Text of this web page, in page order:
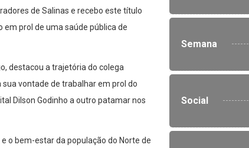
de Salinas e recebo este título
prol de uma saúde pública de
destacou a trajetória do colega
vontade de trabalhar em prol do
Dilson Godinho a outro patamar nos
o bem-estar da população do Norte de
Semana
Social